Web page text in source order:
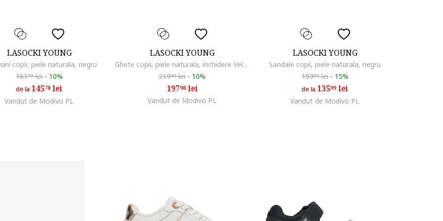
LASOCKI YOUNG
copii, piele naturala, negru
16199lei - 10%
de la 14578 lei
Vandut de Modivo PL
LASOCKI YOUNG
Ghete copii, piele naturala, inchidere Velcro, Bleumarin
21999lei - 10%
19798lei
Vandut de Modivo PL
LASOCKI YOUNG
Sandale copii, piele naturala, negru
15999lei - 15%
de la 13599lei
Vandut de Modivo PL